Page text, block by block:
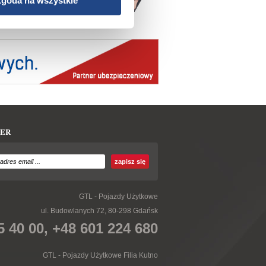
GTL - Pojazdy Użytkowe
ul. Budowlanych 72, 80-298 Gdańsk
40 00, +48 601 224 680
GTL - Pojazdy Użytkowe Filia Kutno